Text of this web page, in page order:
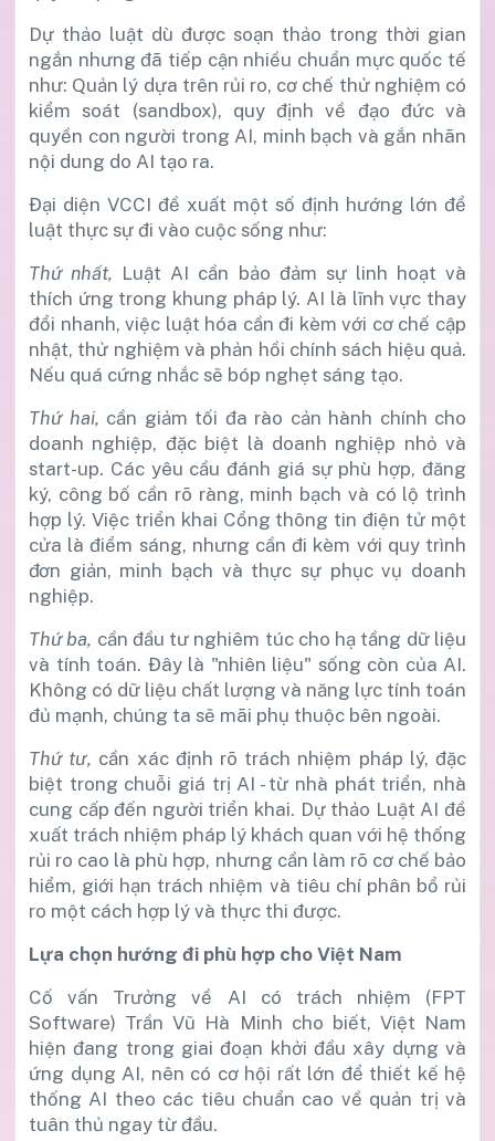
Dự thảo luật dù được soạn thảo trong thời gian
ngắn nhưng đã tiếp cận nhiều chuẩn mực quốc tế
như: Quản lý dựa trên rủi ro, cơ chế thử nghiệm có
kiểm soát (sandbox), quy định về đạo đức và
quyền con người trong AI, minh bạch và gắn nhãn
nội dung do AI tạo ra.
Đại diện VCCI đề xuất một số định hướng lớn để
luật thực sự đi vào cuộc sống như:
Thứ nhất, Luật AI cần bảo đảm sự linh hoạt và
thích ứng trong khung pháp lý. AI là lĩnh vực thay
đổi nhanh, việc luật hóa cần đi kèm với cơ chế cập
nhật, thử nghiệm và phản hồi chính sách hiệu quả.
Nếu quá cứng nhắc sẽ bóp nghẹt sáng tạo.
Thứ hai, cần giảm tối đa rào cản hành chính cho
doanh nghiệp, đặc biệt là doanh nghiệp nhỏ và
start-up. Các yêu cầu đánh giá sự phù hợp, đăng
ký, công bố cần rõ ràng, minh bạch và có lộ trình
hợp lý. Việc triển khai Cổng thông tin điện tử một
cửa là điểm sáng, nhưng cần đi kèm với quy trình
đơn giản, minh bạch và thực sự phục vụ doanh
nghiệp.
Thứ ba, cần đầu tư nghiêm túc cho hạ tầng dữ liệu
và tính toán. Đây là "nhiên liệu" sống còn của AI.
Không có dữ liệu chất lượng và năng lực tính toán
đủ mạnh, chúng ta sẽ mãi phụ thuộc bên ngoài.
Thứ tư, cần xác định rõ trách nhiệm pháp lý, đặc
biệt trong chuỗi giá trị AI - từ nhà phát triển, nhà
cung cấp đến người triển khai. Dự thảo Luật AI đề
xuất trách nhiệm pháp lý khách quan với hệ thống
rủi ro cao là phù hợp, nhưng cần làm rõ cơ chế bảo
hiểm, giới hạn trách nhiệm và tiêu chí phân bổ rủi
ro một cách hợp lý và thực thi được.
Lựa chọn hướng đi phù hợp cho Việt Nam
Cố vấn Trưởng về AI có trách nhiệm (FPT
Software) Trần Vũ Hà Minh cho biết, Việt Nam
hiện đang trong giai đoạn khởi đầu xây dựng và
ứng dụng AI, nên có cơ hội rất lớn để thiết kế hệ
thống AI theo các tiêu chuẩn cao về quản trị và
tuân thủ ngay từ đầu.